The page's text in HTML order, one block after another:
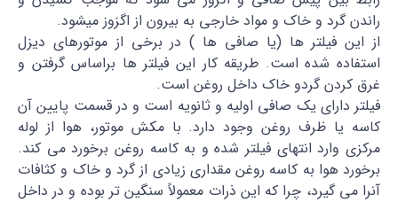
راندن گرد و خاک و مواد خارجی به بیرون از اگزوز میشود.
از این فیلتر ها (یا صافی ها ) در برخی از موتورهای دیزل
استفاده شده است. طریقه کار این فیلتر ها براساس گرفتن و
غرق کردن گردو خاک داخل روغن است.
فیلتر دارای یک صافی اولیه و ثانویه است و در قسمت پایین آن
کاسه یا ظرف روغن وجود دارد. با مکش موتور، هوا از لوله
مرکزی وارد انتهای فیلتر شده و به کاسه روغن برخورد می کند.
برخورد هوا به کاسه روغن مقداری زیادی از گرد و خاک و کثافات
آنرا می گیرد، چرا که این ذرات معمولاً سنگین تر بوده و در داخل